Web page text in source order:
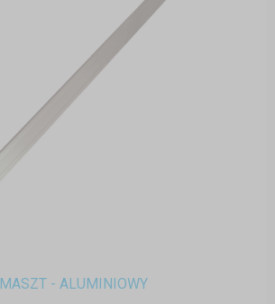
MASZT - ALUMINIOWY